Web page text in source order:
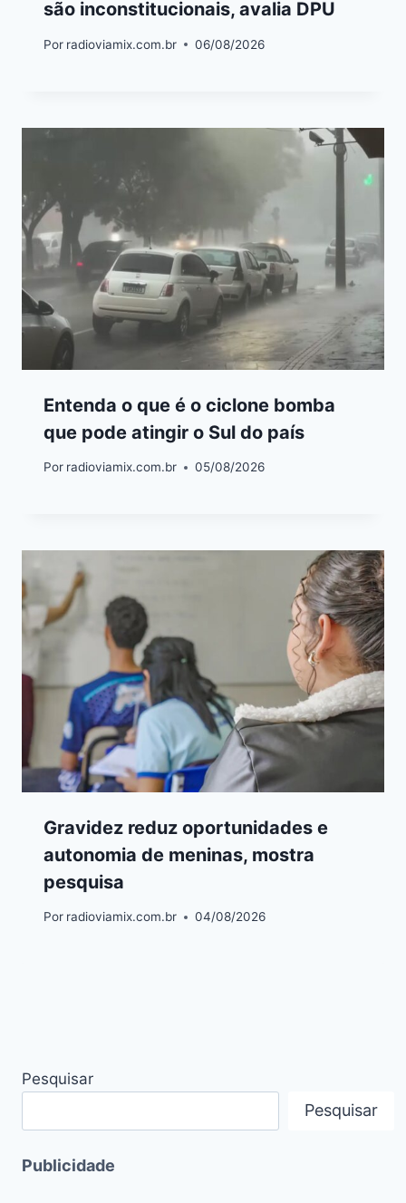
são inconstitucionais, avalia DPU
Por radioviamix.com.br 06/08/2026
Entenda o que é o ciclone bomba
que pode atingir o Sul do país
Por radioviamix.com.br 05/08/2026
Gravidez reduz oportunidades e
autonomia de meninas, mostra
pesquisa
Por radioviamix.com.br 04/08/2026
Pesquisar
Pesquisar
Publicidade